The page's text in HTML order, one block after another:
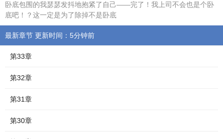
卧底包围的我瑟瑟发抖地抱紧了自己——完了！我上司不会也是个卧
底吧！？这一定是为了除掉不是卧底
最新章节 更新时间：5分钟前
第33章
第32章
第31章
第30章